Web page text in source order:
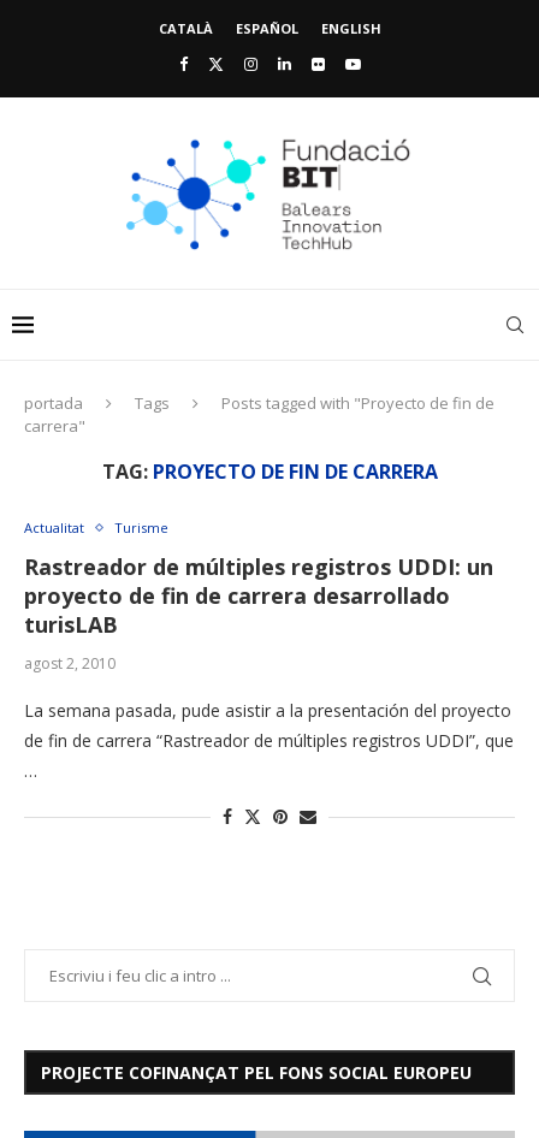
CATALÀ ESPAÑOL ENGLISH
portada Tags
Posts tagged with "Proyecto de fin de
carrera"
TAG: PROYECTO DE FIN DE CARRERA
Actualitat Turisme
Rastreador de múltiples registros UDDI: un
proyecto de fin de carrera desarrollado
turisLAB
agost 2, 2010
La semana pasada, pude asistir a la presentación del proyecto
de fin de carrera “Rastreador de múltiples registros UDDI”, que
…
PROJECTE COFINANÇAT PEL FONS SOCIAL EUROPEU